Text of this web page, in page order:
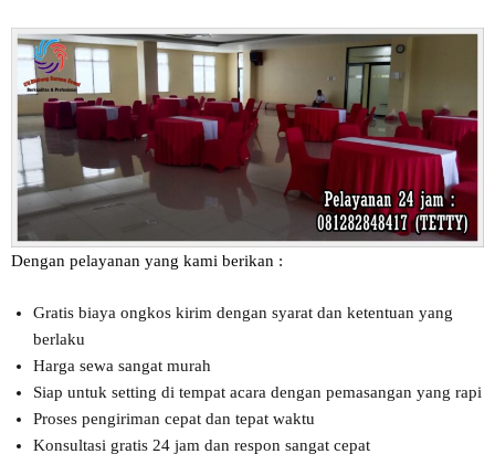
Dengan pelayanan yang kami berikan :
Gratis biaya ongkos kirim dengan syarat dan ketentuan yang
berlaku
Harga sewa sangat murah
Siap untuk setting di tempat acara dengan pemasangan yang rapi
Proses pengiriman cepat dan tepat waktu
Konsultasi gratis 24 jam dan respon sangat cepat